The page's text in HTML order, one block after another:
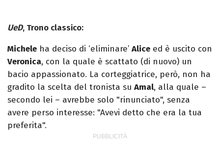
UeD, Trono classico:
Michele ha deciso di ‘eliminare’ Alice ed è uscito con
Veronica, con la quale è scattato (di nuovo) un
bacio appassionato. La corteggiatrice, però, non ha
gradito la scelta del tronista su Amal, alla quale –
secondo lei – avrebbe solo "rinunciato", senza
avere perso interesse: "Avevi detto che era la tua
preferita".